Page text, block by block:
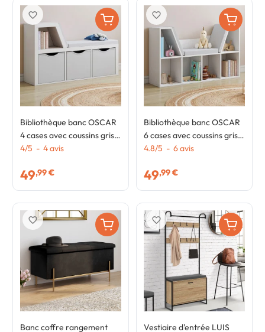
Bibliothèque banc OSCAR
4 cases avec coussins gris
et bacs tissus 102 cm blanc
4/5 - 4avis
49,99 €
favorite_border
Bibliothèque banc OSCAR
6 cases avec coussins gris
102 cm blanc
4.8/5 - 6avis
49,99 €
favorite_border
Banc coffre rangement
favorite_border
Vestiaire d'entrée LUIS
favorite_border